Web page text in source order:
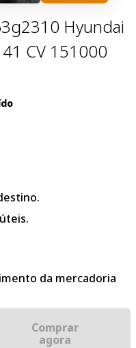
Hyundai
CV 151000
da mercadoria
Comprar
agora